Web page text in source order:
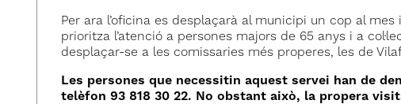
Per ara l’oficina es desplaçarà al municipi un cop al
prioritza l’atenció a persones majors de 65 anys i a
desplaçar-se a les comissaries més properes, les de
Les persones que necessitin aquest servei han de
telèfon 93 818 30 22. No obstant això, la propera